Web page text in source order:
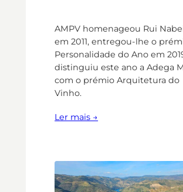
AMPV homenageou Rui
em 2011, entregou-lhe o
Personalidade do Ano em
distinguiu este ano a Adega
com o prémio Arquitetura do
Vinho.
Ler mais →